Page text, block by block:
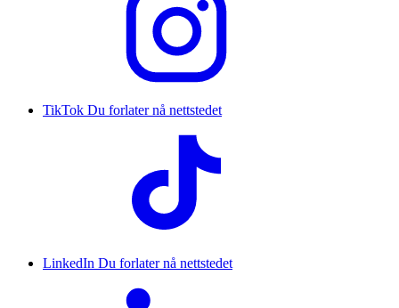
TikTok Du forlater nå nettstedet
LinkedIn Du forlater nå nettstedet